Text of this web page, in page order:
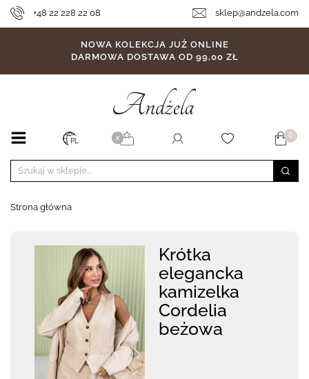
+48 22 228 22 08 sklep@andzela.com
NOWA KOLEKCJA JUŻ ONLINE
DARMOWA DOSTAWA OD 99,00 ZŁ
PL X 0
Strona główna
Krótka
elegancka
kamizelka
Cordelia
beżowa